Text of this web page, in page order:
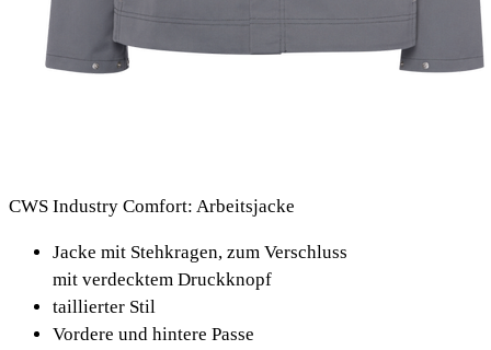
CWS Industry Comfort: Arbeitsjacke
Jacke mit Stehkragen, zum Verschluss
mit verdecktem Druckknopf
taillierter Stil
Vordere und hintere Passe